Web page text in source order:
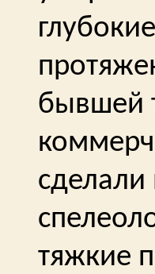
бывшей
сделали
тяжкие